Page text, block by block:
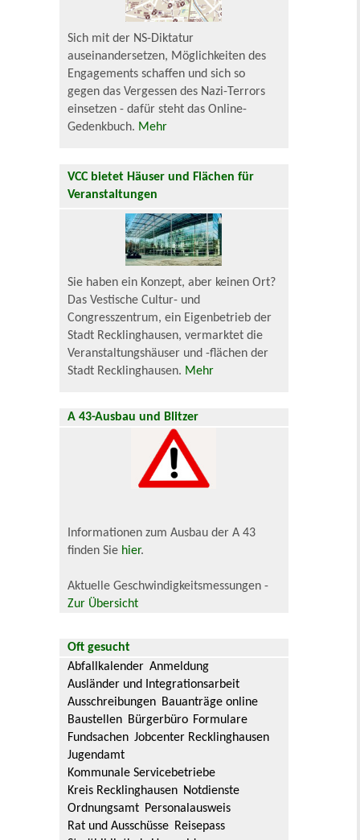
Sich mit der NS-Diktatur
auseinandersetzen, Möglichkeiten des
Engagements schaffen und sich so
gegen das Vergessen des Nazi-Terrors
einsetzen - dafür steht das Online-
Gedenkbuch. Mehr
VCC bietet Häuser und Flächen für
Veranstaltungen
Sie haben ein Konzept, aber keinen Ort?
Das Vestische Cultur- und
Congresszentrum, ein Eigenbetrieb der
Stadt Recklinghausen, vermarktet die
Veranstaltungshäuser und -flächen der
Stadt Recklinghausen. Mehr
A 43-Ausbau und Blitzer
Informationen zum Ausbau der A 43
finden Sie hier.
Aktuelle Geschwindigkeitsmessungen -
Zur Übersicht
Oft gesucht
Abfallkalender Anmeldung
Ausländer und Integrationsarbeit
Ausschreibungen Bauanträge online
Baustellen Bürgerbüro Formulare
Fundsachen Jobcenter Recklinghausen
Jugendamt
Kommunale Servicebetriebe
Kreis Recklinghausen Notdienste
Ordnungsamt Personalausweis
Rat und Ausschüsse Reisepass